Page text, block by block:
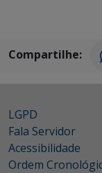
Compartilhe:
LGPD
Fala Servidor
Acessibilidade
Ordem